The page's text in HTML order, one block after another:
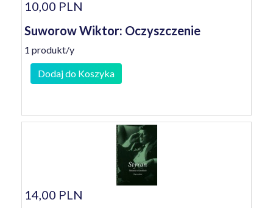
10,00 PLN
Suworow Wiktor: Oczyszczenie
1 produkt/y
Dodaj do Koszyka
14,00 PLN